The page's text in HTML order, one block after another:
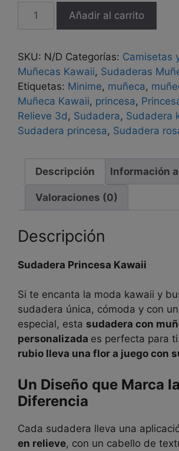
Sudadera
cantidad
Añadir al carrito
SKU: N/D Categorías: Camisetas
Muñecas Kawaii, Sudaderas
Etiquetas: Minime, muñeca,
Muñeca Kawaii, princesa,
Relieve 3d, Sudadera, Sudadera
Sudadera princesa, Sudadera
Descripción Información
Valoraciones (0)
Descripción
Sudadera Princesa Kawaii
Si te encanta la moda kawaii y
sudadera única, cómoda y con
especial, esta sudadera con
personalizada es perfecta para
rubio lleva una flor a juego con
Un Diseño que Marca la
Diferencia
Cada sudadera lleva una
en relieve, con un cabello de